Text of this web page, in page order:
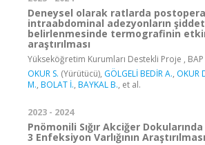
Deneysel olarak ratlarda
intraabdominal adezyonların
belirlenmesinde termografinin
araştırılması
Yükseköğretim Kurumları Destekli Proje ,
OKUR S. (Yürütücü), GÖLGELİ BEDİR A., OKUR
M., BOLAT İ., BAYKAL B., et al.
2023 - 2024
Pnömonili Sığır Akciğer
3 Enfeksiyon Varlığının Araştırılması